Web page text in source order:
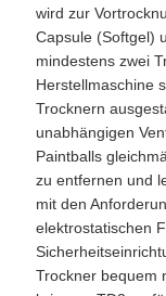
wird zur
Capsule (Softgel)
mindestens zwei
Herstellmaschine
Trocknern
unabhängigen
Paintballs
zu entfernen und
mit den
elektrostatischen
Trockner bequem